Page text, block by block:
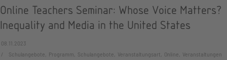
Online Teachers Seminar: Whose Voice Matters?
Inequality and Media in the United States
08.11.2023
Schulangebote, Programm, Schulangebote, Veranstaltungsart, Online, Veranstaltungen